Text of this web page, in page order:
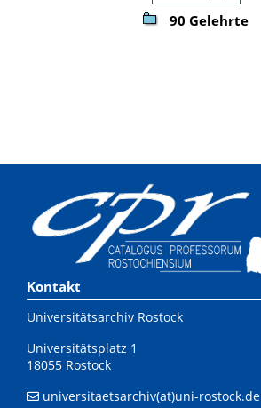
90 Gelehrte
Kontakt
Universitätsarchiv Rostock
Universitätsplatz 1
18055 Rostock
universitaetsarchiv(at)uni-rostock.de